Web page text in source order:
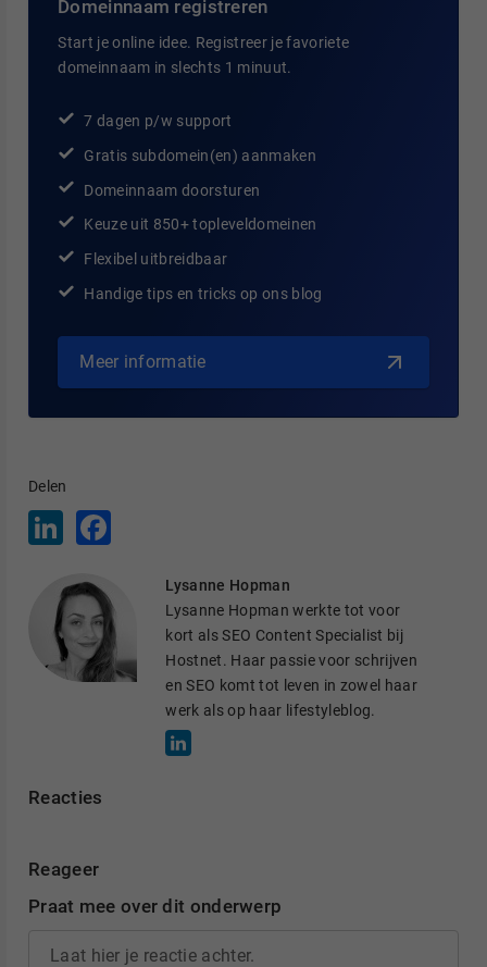
Domeinnaam registreren
Start je online idee. Registreer je favoriete
domeinnaam in slechts 1 minuut.
7 dagen p/w support
Gratis subdomein(en) aanmaken
Domeinnaam doorsturen
Keuze uit 850+ topleveldomeinen
Flexibel uitbreidbaar
Handige tips en tricks op ons blog
Meer informatie
Delen
e
d
n
o
o
Lysanne Hopman
Lysanne Hopman werkte tot voor
kort als SEO Content Specialist bij
Hostnet. Haar passie voor schrijven
en SEO komt tot leven in zowel haar
werk als op haar lifestyleblog.
Reacties
Reageer
Praat mee over dit onderwerp
Laat hier je reactie achter.